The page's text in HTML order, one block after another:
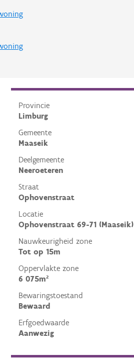
Provincie
Limburg
Gemeente
Maaseik
Deelgemeente
Neeroeteren
Straat
Ophovenstraat
Locatie
Ophovenstraat 69-71 (Maaseik)
Nauwkeurigheid zone
Tot op 15m
Oppervlakte zone
6 075m²
Bewaringstoestand
Bewaard
Erfgoedwaarde
Aanwezig